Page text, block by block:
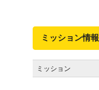
ミッション情報
ミッション